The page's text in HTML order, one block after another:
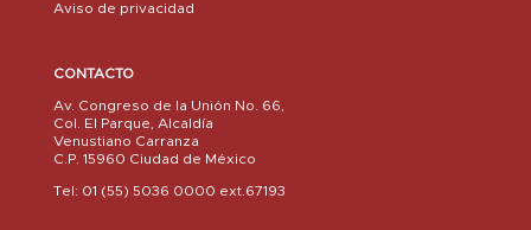
Aviso de privacidad
CONTACTO
Av. Congreso de la Unión No. 66,
Col. El Parque, Alcaldía
Venustiano Carranza
C.P. 15960 Ciudad de México
Tel: 01 (55) 5036 0000 ext.67193